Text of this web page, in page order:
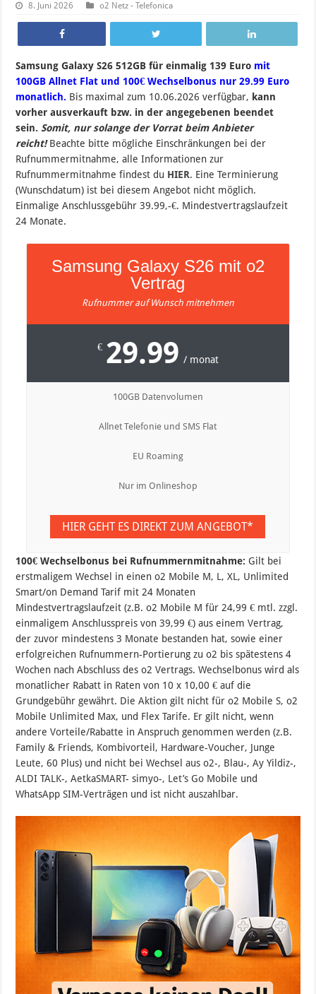
8. Juni 2026 o2 Netz - Telefonica
Samsung Galaxy S26 512GB für einmalig 139 Euro mit
100GB Allnet Flat und 100€ Wechselbonus nur 29.99 Euro
monatlich. Bis maximal zum 10.06.2026 verfügbar, kann
vorher ausverkauft bzw. in der angegebenen beendet
sein. Somit, nur solange der Vorrat beim Anbieter
reicht!Beachte bitte mögliche Einschränkungen bei der
Rufnummermitnahme, alle Informationen zur
Rufnummermitnahme findest du HIER. Eine Terminierung
(Wunschdatum) ist bei diesem Angebot nicht möglich.
Einmalige Anschlussgebühr 39.99,-€. Mindestvertragslaufzeit
24 Monate.
Samsung Galaxy S26 mit o2
Vertrag
Rufnummer auf Wunsch mitnehmen
€ 29.99 / monat
100GB Datenvolumen
Allnet Telefonie und SMS Flat
EU Roaming
Nur im Onlineshop
HIER GEHT ES DIREKT ZUM ANGEBOT*
100€ Wechselbonus bei Rufnummernmitnahme: Gilt bei
erstmaligem Wechsel in einen o2 Mobile M, L, XL, Unlimited
Smart/on Demand Tarif mit 24 Monaten
Mindestvertragslaufzeit (z.B. o2 Mobile M für 24,99 € mtl. zzgl.
einmaligem Anschlusspreis von 39,99 €) aus einem Vertrag,
der zuvor mindestens 3 Monate bestanden hat, sowie einer
erfolgreichen Rufnummern-Portierung zu o2 bis spätestens 4
Wochen nach Abschluss des o2 Vertrags. Wechselbonus wird als
monatlicher Rabatt in Raten von 10 x 10,00 € auf die
Grundgebühr gewährt. Die Aktion gilt nicht für o2 Mobile S, o2
Mobile Unlimited Max, und Flex Tarife. Er gilt nicht, wenn
andere Vorteile/Rabatte in Anspruch genommen werden (z.B.
Family & Friends, Kombivorteil, Hardware-Voucher, Junge
Leute, 60 Plus) und nicht bei Wechsel aus o2-, Blau-, Ay Yildiz-,
ALDI TALK-, AetkaSMART- simyo-, Let’s Go Mobile und
WhatsApp SIM-Verträgen und ist nicht auszahlbar.